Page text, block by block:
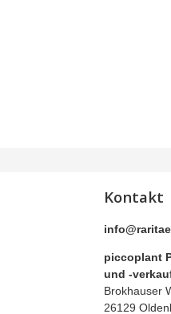
Kontakt
piccoplant
und -
Brokhauser
26129